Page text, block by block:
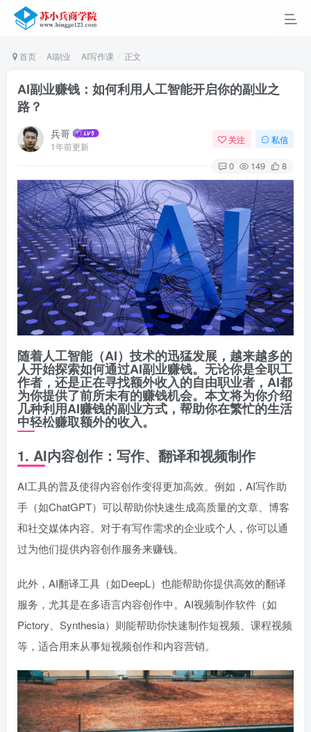
首页 AI副业 AI写作课 正文
AI副业赚钱：如何利用人工智能开启你的副业之
路？
兵哥
1年前更新
关注 私信
0 149 8
随着人工智能（AI）技术的迅猛发展，越来越多的
人开始探索如何通过AI副业赚钱。无论你是全职工
作者，还是正在寻找额外收入的自由职业者，AI都
为你提供了前所未有的赚钱机会。本文将为你介绍
几种利用AI赚钱的副业方式，帮助你在繁忙的生活
中轻松赚取额外的收入。
1. AI内容创作：写作、翻译和视频制作
AI工具的普及使得内容创作变得更加高效。例如，AI写作助
手（如ChatGPT）可以帮助你快速生成高质量的文章、博客
和社交媒体内容。对于有写作需求的企业或个人，你可以通
过为他们提供内容创作服务来赚钱。
此外，AI翻译工具（如DeepL）也能帮助你提供高效的翻译
服务，尤其是在多语言内容创作中。AI视频制作软件（如
Pictory、Synthesia）则能帮助你快速制作短视频、课程视频
等，适合用来从事短视频创作和内容营销。